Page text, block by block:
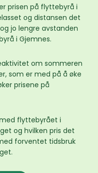
prisen på flyttebyrå i
og distansen det
jo lengre avstanden
i Gjemnes.
om sommeren
som er med på å øke
prisene på
flyttebyrået i
og hvilken pris det
forventet tidsbruk